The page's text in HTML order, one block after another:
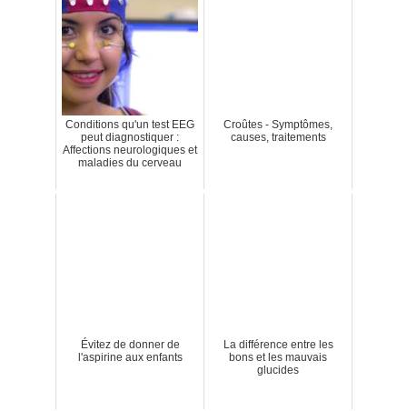
Conditions qu'un test EEG
peut diagnostiquer :
Affections neurologiques et
maladies du cerveau
Croûtes - Symptômes,
causes, traitements
Évitez de donner de
l'aspirine aux enfants
La différence entre les
bons et les mauvais
glucides